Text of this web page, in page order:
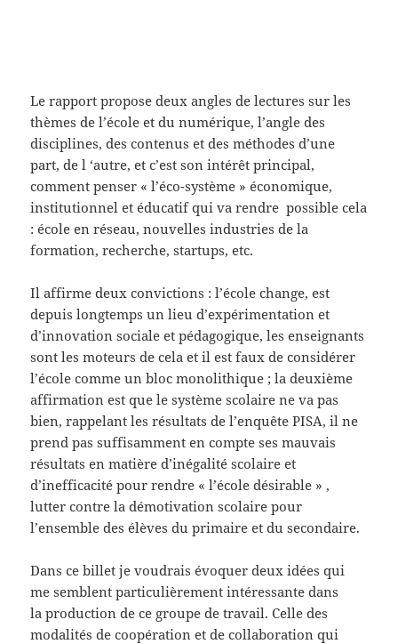
Le rapport propose deux angles de lectures sur les
thèmes de l’école et du numérique, l’angle des
disciplines, des contenus et des méthodes d’une
part, de l ‘autre, et c’est son intérêt principal,
comment penser « l’éco-système » économique,
institutionnel et éducatif qui va rendre possible cela
: école en réseau, nouvelles industries de la
formation, recherche, startups, etc.
Il affirme deux convictions : l’école change, est
depuis longtemps un lieu d’expérimentation et
d’innovation sociale et pédagogique, les enseignants
sont les moteurs de cela et il est faux de considérer
l’école comme un bloc monolithique ; la deuxième
affirmation est que le système scolaire ne va pas
bien, rappelant les résultats de l’enquête PISA, il ne
prend pas suffisamment en compte ses mauvais
résultats en matière d’inégalité scolaire et
d’inefficacité pour rendre « l’école désirable » ,
lutter contre la démotivation scolaire pour
l’ensemble des élèves du primaire et du secondaire.
Dans ce billet je voudrais évoquer deux idées qui
me semblent particulièrement intéressante dans
la production de ce groupe de travail. Celle des
modalités de coopération et de collaboration qui